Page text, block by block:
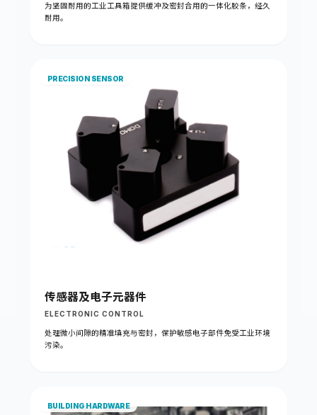
为坚固耐用的工业工具箱提供缓冲及密封合用的一体化胶条，经久
耐用。
PRECISION SENSOR
传感器及电子元器件
ELECTRONIC CONTROL
处理微小间隙的精准填充与密封，保护敏感电子部件免受工业环境
污染。
BUILDING HARDWARE